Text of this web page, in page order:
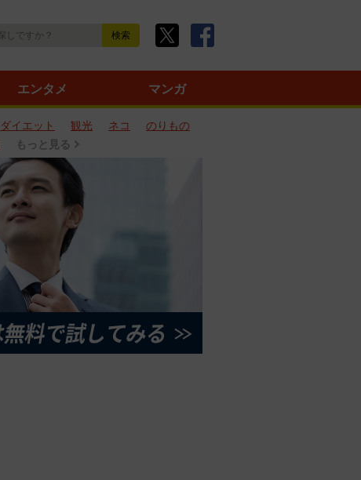
エンタメ マンガ
ダイエット 観光 ネコ
のりもの
もっと見る